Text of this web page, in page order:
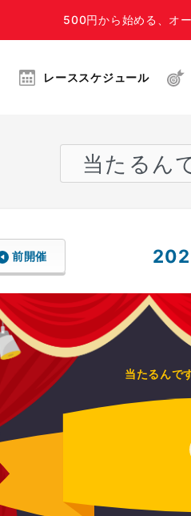
500円から始める、オ
レーススケジュール
前開催
当たるんで